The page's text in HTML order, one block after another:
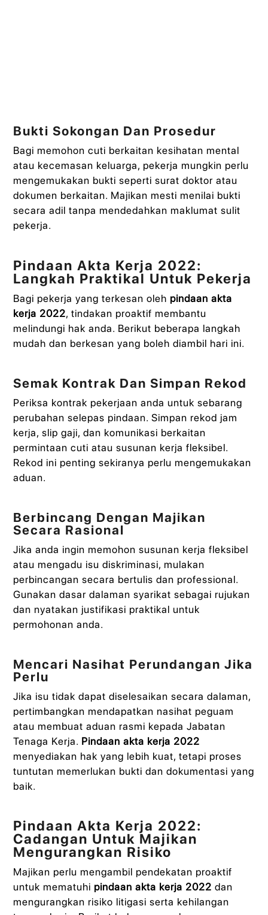
Bukti Sokongan Dan Prosedur
Bagi memohon cuti berkaitan kesihatan mental
atau kecemasan keluarga, pekerja mungkin perlu
mengemukakan bukti seperti surat doktor atau
dokumen berkaitan. Majikan mesti menilai bukti
secara adil tanpa mendedahkan maklumat sulit
pekerja.
Pindaan Akta Kerja 2022:
Langkah Praktikal Untuk Pekerja
Bagi pekerja yang terkesan oleh pindaan akta
kerja 2022, tindakan proaktif membantu
melindungi hak anda. Berikut beberapa langkah
mudah dan berkesan yang boleh diambil hari ini.
Semak Kontrak Dan Simpan Rekod
Periksa kontrak pekerjaan anda untuk sebarang
perubahan selepas pindaan. Simpan rekod jam
kerja, slip gaji, dan komunikasi berkaitan
permintaan cuti atau susunan kerja fleksibel.
Rekod ini penting sekiranya perlu mengemukakan
aduan.
Berbincang Dengan Majikan
Secara Rasional
Jika anda ingin memohon susunan kerja fleksibel
atau mengadu isu diskriminasi, mulakan
perbincangan secara bertulis dan professional.
Gunakan dasar dalaman syarikat sebagai rujukan
dan nyatakan justifikasi praktikal untuk
permohonan anda.
Mencari Nasihat Perundangan Jika
Perlu
Jika isu tidak dapat diselesaikan secara dalaman,
pertimbangkan mendapatkan nasihat peguam
atau membuat aduan rasmi kepada Jabatan
Tenaga Kerja. Pindaan akta kerja 2022
menyediakan hak yang lebih kuat, tetapi proses
tuntutan memerlukan bukti dan dokumentasi yang
baik.
Pindaan Akta Kerja 2022:
Cadangan Untuk Majikan
Mengurangkan Risiko
Majikan perlu mengambil pendekatan proaktif
untuk mematuhi pindaan akta kerja 2022 dan
mengurangkan risiko litigasi serta kehilangan